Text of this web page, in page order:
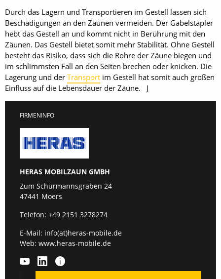
Durch das Lagern und Transportieren im Gestell lassen sich
Beschädigungen an den Zäunen vermeiden. Der Gabelstapler
hebt das Gestell an und kommt nicht in Berührung mit den
Zäunen. Das Gestell bietet somit mehr Stabilität. Ohne Gestell
besteht das Risiko, dass sich die Rohre der Zäune biegen und
im schlimmsten Fall an den Seiten brechen oder knicken. Die
Lagerung und der Transport im Gestell hat somit auch großen
Einfluss auf die Lebensdauer der Zäune. J
FIRMENINFO
HERAS MOBILZAUN GMBH
Zum Schürmannsgraben 24
47441 Moers
Telefon: +49 2151 3278274
E-Mail: info(at)heras-mobile.de
Web: www.heras-mobile.de